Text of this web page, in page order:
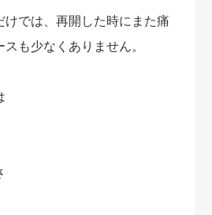
けでは、再開した時にまた痛
も少なくありません。